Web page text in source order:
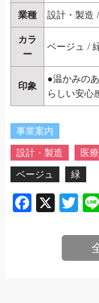
業種 設計・製造 /
カラ
ー
ベージュ /
印象
●温かみの
らしい安心
事業案内
設計・製造 医
ベージュ 緑
Facebook
X